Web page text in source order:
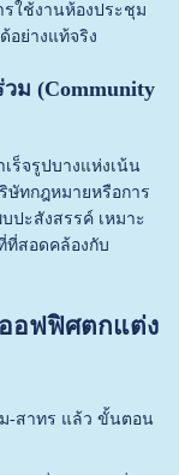
รใช้งานห้องประชุม
อย่างแท้จริง
ม (Community
ร็จรูปบางแห่งเน้น
ษัทกฎหมายหรือการ
ปะสังสรรค์ เหมาะ
ที่สอดคล้องกับ
อฟฟิศตกแต่ง
-สาทร แล้ว ขั้นตอน